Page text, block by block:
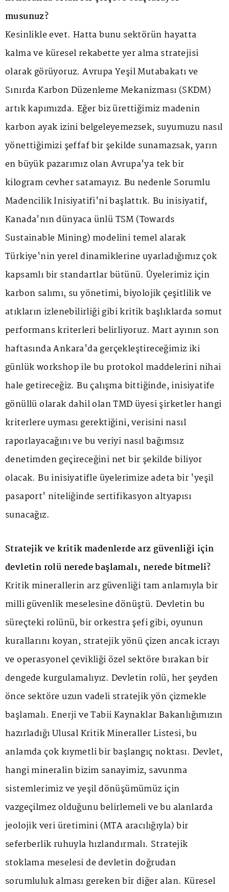
musunuz?
Kesinlikle evet. Hatta bunu sektörün hayatta
kalma ve küresel rekabette yer alma stratejisi
olarak görüyoruz. Avrupa Yeşil Mutabakatı ve
Sınırda Karbon Düzenleme Mekanizması (SKDM)
artık kapımızda. Eğer biz ürettiğimiz madenin
karbon ayak izini belgeleyemezsek, suyumuzu nasıl
yönettiğimizi şeffaf bir şekilde sunamazsak, yarın
en büyük pazarımız olan Avrupa'ya tek bir
kilogram cevher satamayız. Bu nedenle Sorumlu
Madencilik İnisiyatifi'ni başlattık. Bu inisiyatif,
Kanada'nın dünyaca ünlü TSM (Towards
Sustainable Mining) modelini temel alarak
Türkiye'nin yerel dinamiklerine uyarladığımız çok
kapsamlı bir standartlar bütünü. Üyelerimiz için
karbon salımı, su yönetimi, biyolojik çeşitlilik ve
atıkların izlenebilirliği gibi kritik başlıklarda somut
performans kriterleri belirliyoruz. Mart ayının son
haftasında Ankara'da gerçekleştireceğimiz iki
günlük workshop ile bu protokol maddelerini nihai
hale getireceğiz. Bu çalışma bittiğinde, inisiyatife
gönüllü olarak dahil olan TMD üyesi şirketler hangi
kriterlere uyması gerektiğini, verisini nasıl
raporlayacağını ve bu veriyi nasıl bağımsız
denetimden geçireceğini net bir şekilde biliyor
olacak. Bu inisiyatifle üyelerimize adeta bir 'yeşil
pasaport' niteliğinde sertifikasyon altyapısı
sunacağız.
Stratejik ve kritik madenlerde arz güvenliği için
devletin rolü nerede başlamalı, nerede bitmeli?
Kritik minerallerin arz güvenliği tam anlamıyla bir
milli güvenlik meselesine dönüştü. Devletin bu
süreçteki rolünü, bir orkestra şefi gibi, oyunun
kurallarını koyan, stratejik yönü çizen ancak icrayı
ve operasyonel çevikliği özel sektöre bırakan bir
dengede kurgulamalıyız. Devletin rolü, her şeyden
önce sektöre uzun vadeli stratejik yön çizmekle
başlamalı. Enerji ve Tabii Kaynaklar Bakanlığımızın
hazırladığı Ulusal Kritik Mineraller Listesi, bu
anlamda çok kıymetli bir başlangıç noktası. Devlet,
hangi mineralin bizim sanayimiz, savunma
sistemlerimiz ve yeşil dönüşümümüz için
vazgeçilmez olduğunu belirlemeli ve bu alanlarda
jeolojik veri üretimini (MTA aracılığıyla) bir
seferberlik ruhuyla hızlandırmalı. Stratejik
stoklama meselesi de devletin doğrudan
sorumluluk alması gereken bir diğer alan. Küresel